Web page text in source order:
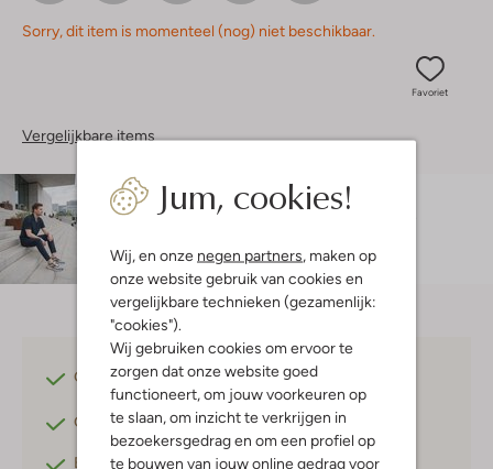
Jum, cookies!
Wij, en onze negen partners, maken op
onze website gebruik van cookies en
vergelijkbare technieken (gezamenlijk:
"cookies").
Wij gebruiken cookies om ervoor te
zorgen dat onze website goed
functioneert, om jouw voorkeuren op
te slaan, om inzicht te verkrijgen in
bezoekersgedrag en om een profiel op
te bouwen van jouw online gedrag voor
Sorry, dit item is momenteel (nog) niet beschikbaar.
Favoriet
Vergelijkbare items
Maatadvies
Rogier is 1 meter 89 lang en draagt maat L.
Gratis verzendingvanaf €75,-
Gratis retournerenbinnen 30 dagen*
Betaal achterafmet Klarna